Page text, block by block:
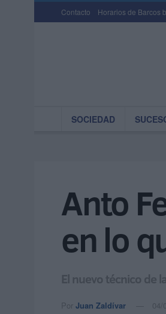
Contacto Horarios de Barcos
SOCIEDAD
Anto
en lo
El nuevo técnico de
Por Juan Zaldívar